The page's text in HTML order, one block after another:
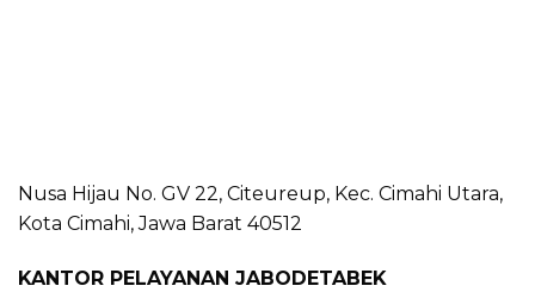
Nusa Hijau No. GV 22, Citeureup, Kec. Cimahi Utara,
Kota Cimahi, Jawa Barat 40512
KANTOR PELAYANAN JABODETABEK